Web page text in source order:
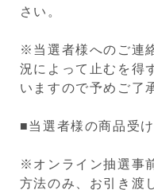
さい。
※当選者様へのご連
況によって止むを得
いますので予めご了
■当選者様の商品受
※オンライン抽選事
方法のみ、お引き渡